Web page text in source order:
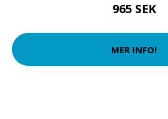
965 SEK
MER INFO!